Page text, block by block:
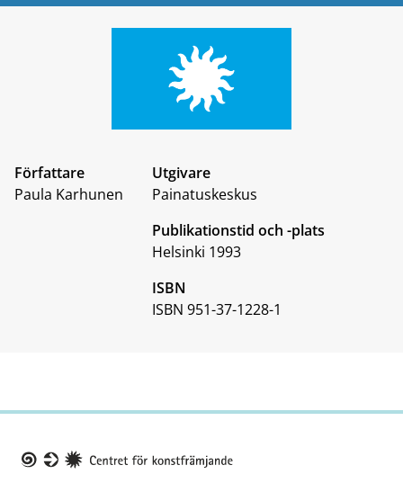
Författare
Paula Karhunen
Utgivare
Painatuskeskus
Publikationstid och -plats
Helsinki 1993
ISBN
ISBN 951-37-1228-1